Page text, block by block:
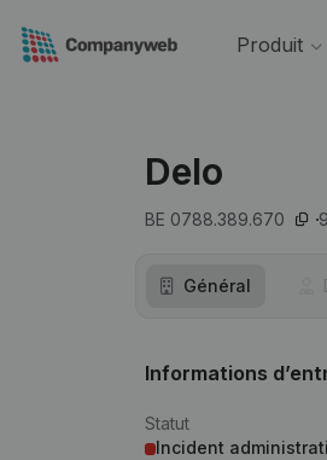
Produit
Delo
BE 0788.389.670
Général
Informations
Statut
Incident